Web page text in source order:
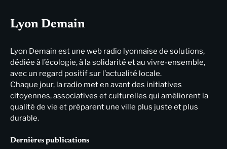
Lyon Demain
Lyon Demain est une web radio lyonnaise de solutions,
dédiée à l’écologie, à la solidarité et au vivre-ensemble,
avec un regard positif sur l’actualité locale.
Chaque jour, la radio met en avant des initiatives
citoyennes, associatives et culturelles qui améliorent la
qualité de vie et préparent une ville plus juste et plus
durable.
Dernières publications